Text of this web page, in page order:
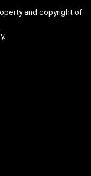
and copyright of